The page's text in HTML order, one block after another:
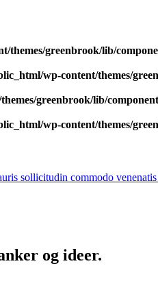
greenbrook/lib/
wp-content/themes/
greenbrook/lib/
wp-content/themes/
sollicitudin commodo
og ideer.